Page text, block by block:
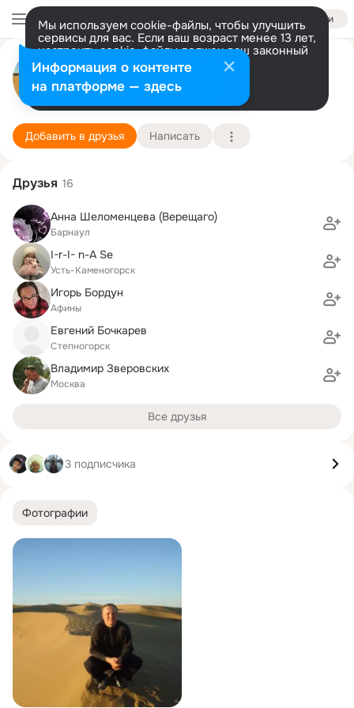
Войти
Мы используем cookie-файлы, чтобы улучшить
сервисы для вас. Если ваш возраст менее 13 лет,
настроить cookie-файлы должен ваш законный
представитель. Больше информации
Разрешить все Настроить
Виктор Фоменко
Астана 14 июня (53 года)
Подробнее
Добавить в друзья Написать
Фотографии
Друзья 16
Анна Шеломенцева (Верещаго)
Барнаул
I-r-I- n-A Se
Усть-Каменогорск
Игорь Бордун
Афины
Евгений Бочкарев
Степногорск
Владимир Зверовских
Москва
Все друзья
3 подписчика
Информация о контенте
на платформе — здесь